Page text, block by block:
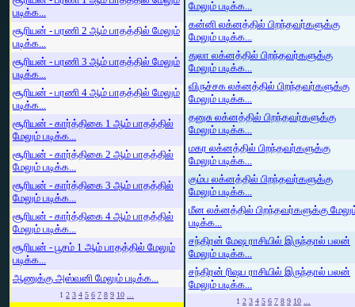
படிக்க...
சூரியன் - பரணி 2 ஆம் பாதத்தில் மேலும்
படிக்க...
சூரியன் - பரணி 3 ஆம் பாதத்தில் மேலும்
படிக்க...
சூரியன் - பரணி 4 ஆம் பாதத்தில் மேலும்
படிக்க...
சூரியன் - கார்த்திகை 1 ஆம் பாதத்தில்
மேலும் படிக்க...
சூரியன் - கார்த்திகை 2 ஆம் பாதத்தில்
மேலும் படிக்க...
சூரியன் - கார்த்திகை 3 ஆம் பாதத்தில்
மேலும் படிக்க...
சூரியன் - கார்த்திகை 4 ஆம் பாதத்தில்
மேலும் படிக்க...
சூரியன் - பூசம் 1 ஆம் பாதத்தில் மேலும்
படிக்க...
ஆணுக்கு அஸ்வனி மேலும் படிக்க...
1 2 3 4 5 6 7 8 9 10 ...
மேலும் படிக்க...
கன்னி லக்னத்தில் பிறந்தவர்களுக்கு
மேலும் படிக்க...
துலா லக்னத்தில் பிறந்தவர்களுக்கு
மேலும் படிக்க...
விருச்சக லக்னத்தில் பிறந்தவர்களுக்கு
மேலும் படிக்க...
தனுசு லக்னத்தில் பிறந்தவர்களுக்கு
மேலும் படிக்க...
மகர லக்னத்தில் பிறந்தவர்களுக்கு
மேலும் படிக்க...
கும்ப லக்னத்தில் பிறந்தவர்களுக்கு
மேலும் படிக்க...
மீன லக்னத்தில் பிறந்தவர்களுக்கு
படிக்க...
சந்திரன் மேஷ ராசியில் இருந்தால் பலன்
மேலும் படிக்க...
சந்திரன் ரிஷப ராசியில் இருந்தால் பலன்
மேலும் படிக்க...
1 2 3 4 5 6 7 8 9 10 ...